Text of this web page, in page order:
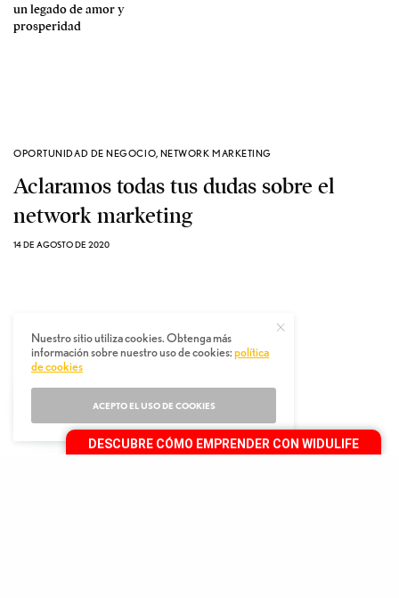
un legado de amor y
prosperidad
OPORTUNIDAD DE NEGOCIO, NETWORK MARKETING
Aclaramos todas tus dudas sobre el
network marketing
14 DE AGOSTO DE 2020
Nuestro sitio utiliza cookies. Obtenga más
información sobre nuestro uso de cookies:política
de cookies
ACEPTO EL USO DE COOKIES
DESCUBRE CÓMO EMPRENDER CON WIDULIFE